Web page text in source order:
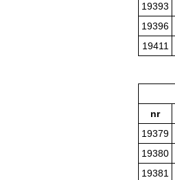
19393
19396
19411
nr
19379
19380
19381